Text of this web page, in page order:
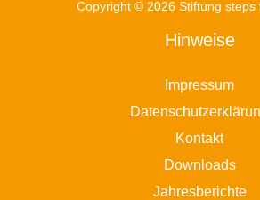
Copyright © 2026 Stiftung steps
Hinweise
Impressum
Kontakt
Downloads
Jahresberichte